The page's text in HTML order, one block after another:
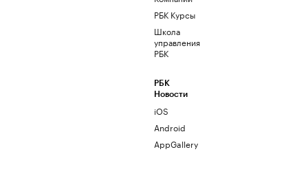
РБК Курсы
Школа
управления
РБК
РБК
Новости
iOS
Android
AppGallery